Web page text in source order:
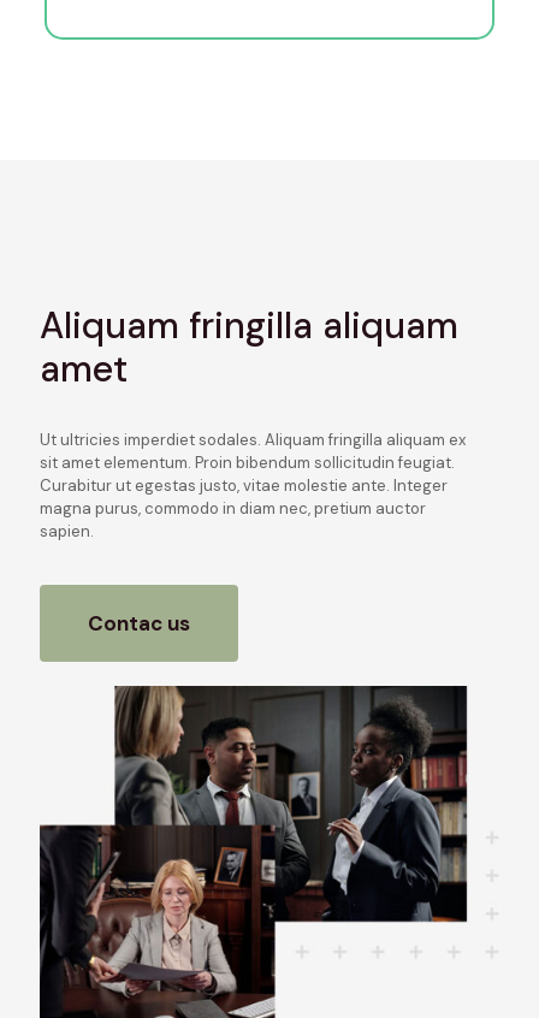
Aliquam fringilla aliquam
amet
Ut ultricies imperdiet sodales. Aliquam fringilla aliquam ex
sit amet elementum. Proin bibendum sollicitudin feugiat.
Curabitur ut egestas justo, vitae molestie ante. Integer
magna purus, commodo in diam nec, pretium auctor
sapien.
Contac us